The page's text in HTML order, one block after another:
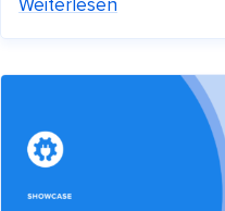
Weiterlesen